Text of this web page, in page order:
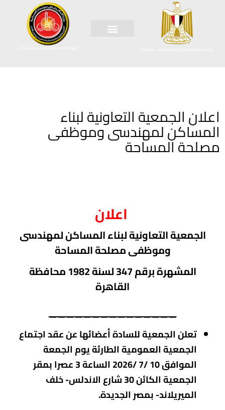
الهيئة العامة لتعاونيات البناء والاسكان
اعلان الجمعية التعاونية لبناء
المساكن لمهندسى وموظفى
مصلحة المساحة
اعلان
الجمعية التعاونية لبناء المساكن لمهندسى
وموظفى مصلحة المساحة
المشهرة برقم 347
لسنة 1982 محافظة
القاهرة
_______________
تعلن الجمعية للسادة أعضائها عن عقد اجتماع
الجمعية العمومية الطارئة يوم الجمعة
الموافق 10 /7 /
2026 الساعة 3 عصرا بمقر
الجمعية الكائن 30 شارع الاندلس- خلف
الميريلاند- بمصر الجديدة.